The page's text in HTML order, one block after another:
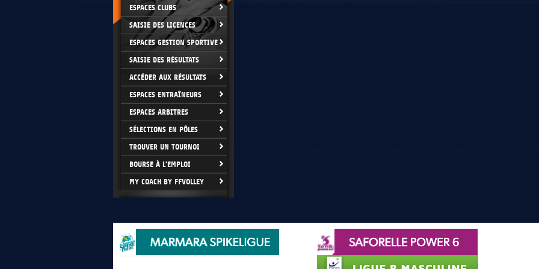
ESPACES CLUBS
SAISIE DES LICENCES
ESPACES GESTION SPORTIVE
SAISIE DES RÉSULTATS
ACCÉDER AUX RÉSULTATS
ESPACES ENTRAÎNEURS
ESPACES ARBITRES
SÉLECTIONS EN PÔLES
TROUVER UN TOURNOI
BOURSE À L'EMPLOI
MY COACH BY FFVOLLEY